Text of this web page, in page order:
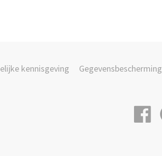
kennisgeving Gegevensbescherming